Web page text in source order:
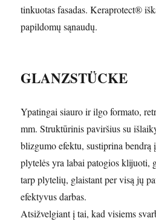
tinkuotas fasadas. Keraprotect®
papildomų sąnaudų.
GLANZSTÜCKE
Ypatingai siauro ir ilgo formato,
mm. Struktūrinis paviršius su
blizgumo efektu, sustiprina bendrą
plytelės yra labai patogios klijuoti,
tarp plytelių, glaistant per visą jų
efektyvus darbas.
Atsižvelgiant į tai, kad visiems